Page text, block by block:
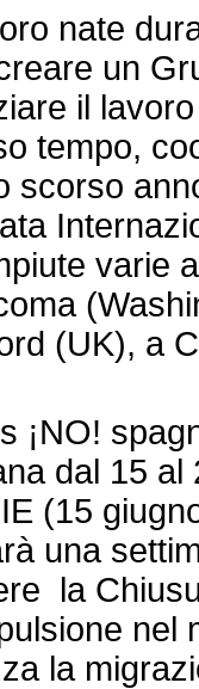
nate
un
il
tempo,
scorso
varie
(UK), a
¡NO!
dal 15 al
(15
una
la
nel
la